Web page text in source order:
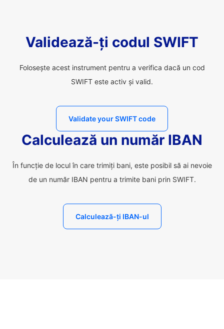
Validează-ți codul SWIFT
Folosește acest instrument pentru a verifica dacă un cod
SWIFT este activ și valid.
Validate your SWIFT code
Calculează un număr IBAN
În funcție de locul în care trimiți bani, este posibil să ai nevoie
de un număr IBAN pentru a trimite bani prin SWIFT.
Calculează-ți IBAN-ul